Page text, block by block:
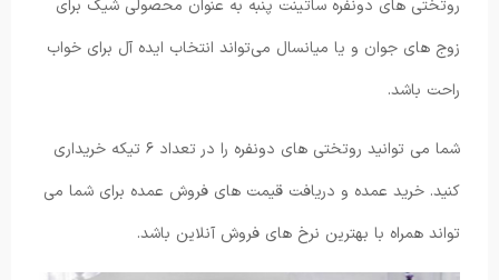
روتختی های دونفره ساتینت پنبه به عنوان محصولی شیک برای
زوج های جوان و یا میانسال می‌تواند انتخاب ایده آل برای خواب
راحت باشد.
شما می توانید روتختی های دونفره را در تعداد ۶ تیکه خریداری
کنید. خرید عمده و دریافت قیمت های فروش عمده برای شما می
تواند همراه با بهترین نرخ های فروش آنلاین باشد.